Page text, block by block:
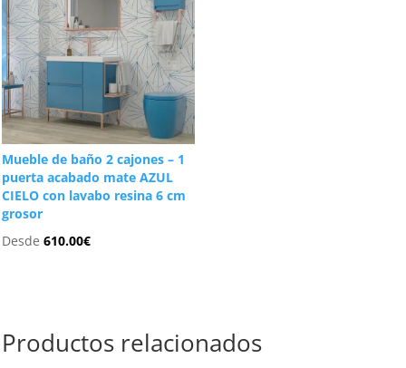
Mueble de baño 2 cajones – 1
puerta acabado mate AZUL
CIELO con lavabo resina 6 cm
grosor
Desde610.00€
Productos relacionados